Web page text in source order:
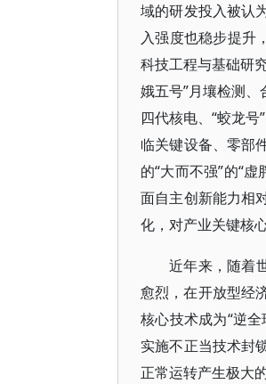
域的研发投入被认
入强度也稳步提升
科技工程与基础研
娥五号”月壤检测
四代核电、“蛟龙
临关键设备、零部
的“大而不强”的“
面自主创新能力相
化，对产业关键核
近年来，随着
愈烈，在开放型经
核心技术成为“逆
实施不正当技术封
正常运转产生极大